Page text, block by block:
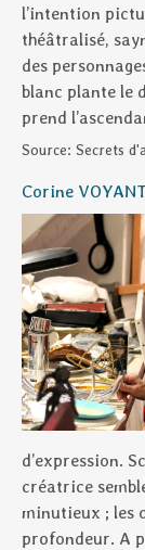
l’intention
théâtralisé,
des
blanc plante le
prend
Source: Secrets
Corine
d’expression.
créatrice
minutieux ; les
profondeur. A